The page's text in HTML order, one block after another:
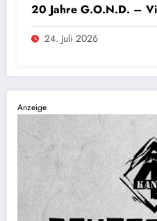
20 Jahre G.O.N.D. –
24. Juli 2026
Anzeige